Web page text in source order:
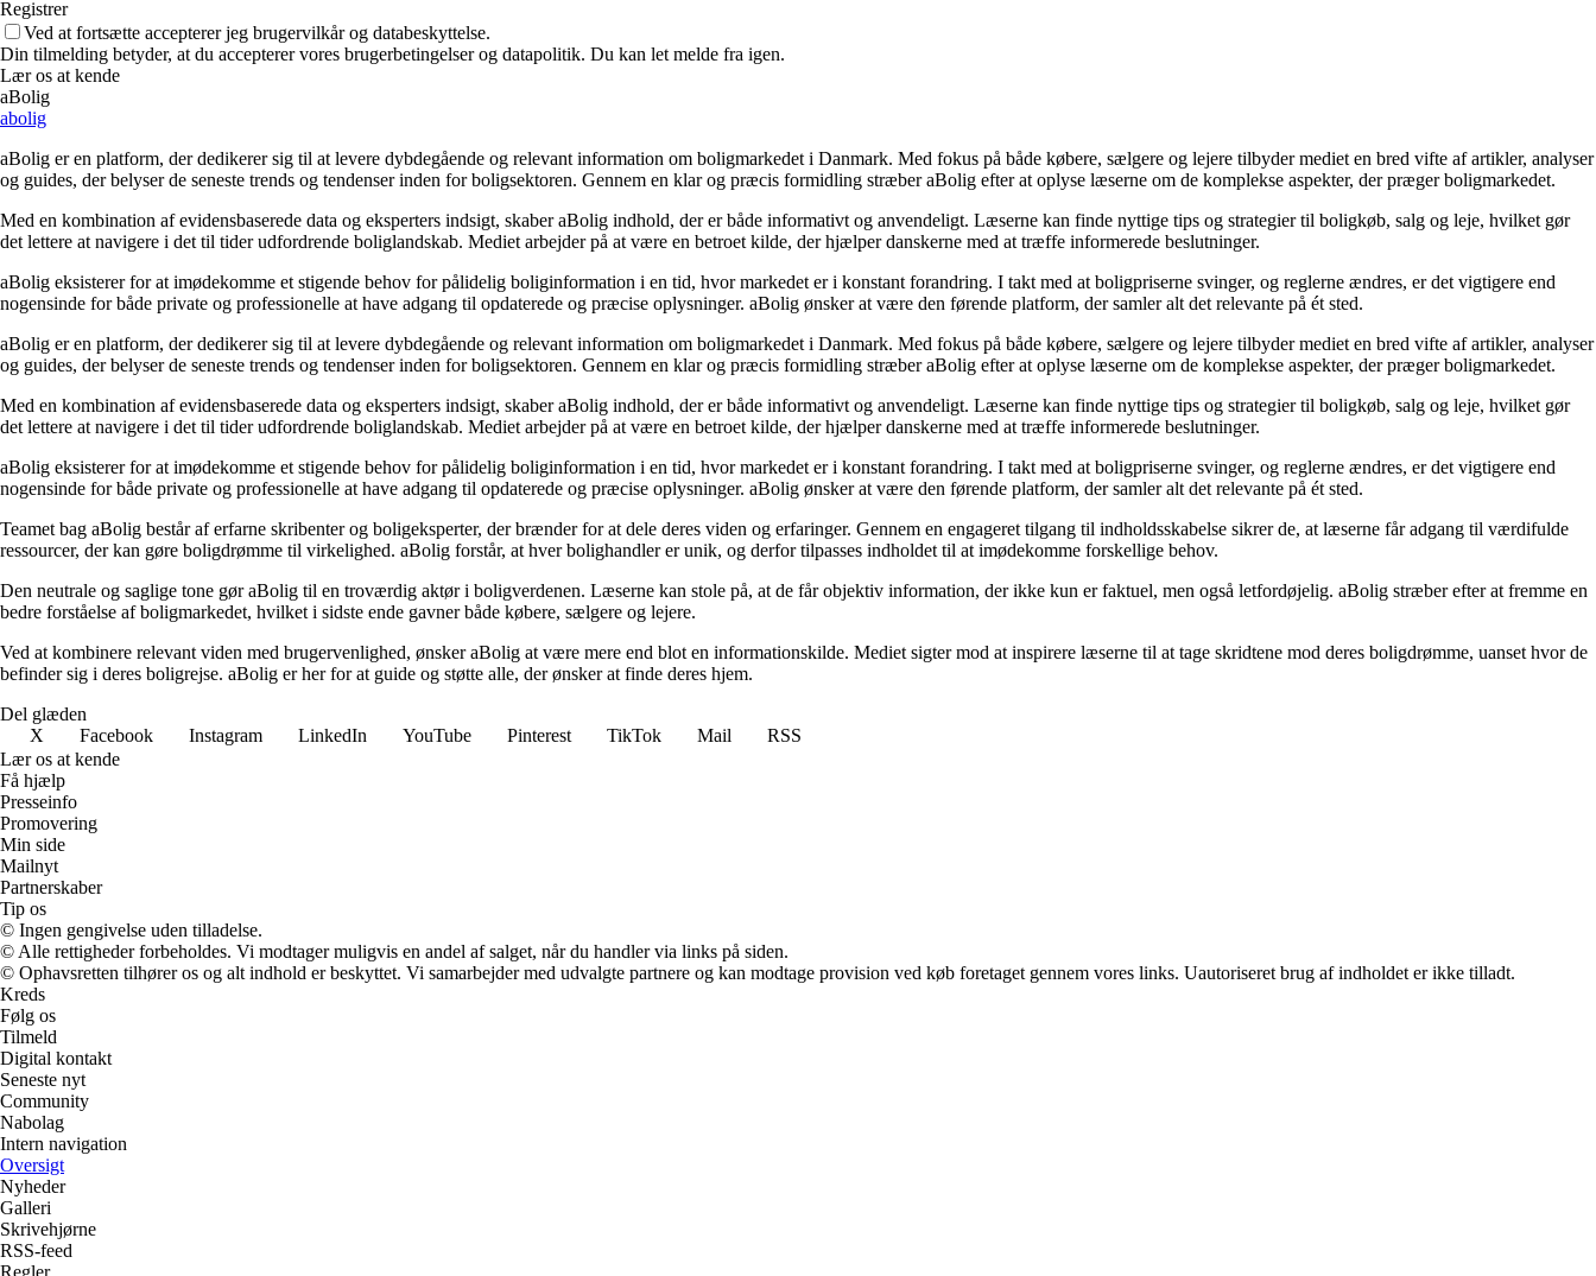
Registrer
Ved at fortsætte accepterer jeg brugervilkår og databeskyttelse.
Din tilmelding betyder, at du accepterer vores brugerbetingelser og datapolitik. Du kan let melde fra igen.
Lær os at kende
aBolig
abolig
aBolig er en platform, der dedikerer sig til at levere dybdegående og relevant information om boligmarkedet i Danmark. Med fokus på både købere, sælgere og lejere tilbyder mediet en bred vifte af artikler, analyser
og guides, der belyser de seneste trends og tendenser inden for boligsektoren. Gennem en klar og præcis formidling stræber aBolig efter at oplyse læserne om de komplekse aspekter, der præger boligmarkedet.
Med en kombination af evidensbaserede data og eksperters indsigt, skaber aBolig indhold, der er både informativt og anvendeligt. Læserne kan finde nyttige tips og strategier til boligkøb, salg og leje, hvilket gør
det lettere at navigere i det til tider udfordrende boliglandskab. Mediet arbejder på at være en betroet kilde, der hjælper danskerne med at træffe informerede beslutninger.
aBolig eksisterer for at imødekomme et stigende behov for pålidelig boliginformation i en tid, hvor markedet er i konstant forandring. I takt med at boligpriserne svinger, og reglerne ændres, er det vigtigere end
nogensinde for både private og professionelle at have adgang til opdaterede og præcise oplysninger. aBolig ønsker at være den førende platform, der samler alt det relevante på ét sted.
aBolig er en platform, der dedikerer sig til at levere dybdegående og relevant information om boligmarkedet i Danmark. Med fokus på både købere, sælgere og lejere tilbyder mediet en bred vifte af artikler, analyser
og guides, der belyser de seneste trends og tendenser inden for boligsektoren. Gennem en klar og præcis formidling stræber aBolig efter at oplyse læserne om de komplekse aspekter, der præger boligmarkedet.
Med en kombination af evidensbaserede data og eksperters indsigt, skaber aBolig indhold, der er både informativt og anvendeligt. Læserne kan finde nyttige tips og strategier til boligkøb, salg og leje, hvilket gør
det lettere at navigere i det til tider udfordrende boliglandskab. Mediet arbejder på at være en betroet kilde, der hjælper danskerne med at træffe informerede beslutninger.
aBolig eksisterer for at imødekomme et stigende behov for pålidelig boliginformation i en tid, hvor markedet er i konstant forandring. I takt med at boligpriserne svinger, og reglerne ændres, er det vigtigere end
nogensinde for både private og professionelle at have adgang til opdaterede og præcise oplysninger. aBolig ønsker at være den førende platform, der samler alt det relevante på ét sted.
Teamet bag aBolig består af erfarne skribenter og boligeksperter, der brænder for at dele deres viden og erfaringer. Gennem en engageret tilgang til indholdsskabelse sikrer de, at læserne får adgang til værdifulde
ressourcer, der kan gøre boligdrømme til virkelighed. aBolig forstår, at hver bolighandler er unik, og derfor tilpasses indholdet til at imødekomme forskellige behov.
Den neutrale og saglige tone gør aBolig til en troværdig aktør i boligverdenen. Læserne kan stole på, at de får objektiv information, der ikke kun er faktuel, men også letfordøjelig. aBolig stræber efter at fremme en
bedre forståelse af boligmarkedet, hvilket i sidste ende gavner både købere, sælgere og lejere.
Ved at kombinere relevant viden med brugervenlighed, ønsker aBolig at være mere end blot en informationskilde. Mediet sigter mod at inspirere læserne til at tage skridtene mod deres boligdrømme, uanset hvor de
befinder sig i deres boligrejse. aBolig er her for at guide og støtte alle, der ønsker at finde deres hjem.
Del glæden
X
Facebook Instagram LinkedIn YouTube Pinterest TikTok Mail
RSS
Lær os at kende
Få hjælp
Presseinfo
Promovering
Min side
Mailnyt
Partnerskaber
Tip os
© Ingen gengivelse uden tilladelse.
© Alle rettigheder forbeholdes. Vi modtager muligvis en andel af salget, når du handler via links på siden.
© Ophavsretten tilhører os og alt indhold er beskyttet. Vi samarbejder med udvalgte partnere og kan modtage provision ved køb foretaget gennem vores links. Uautoriseret brug af indholdet er ikke tilladt.
Kreds
Følg os
Tilmeld
Digital kontakt
Seneste nyt
Community
Nabolag
Intern navigation
Oversigt
Nyheder
Galleri
Skrivehjørne
RSS-feed
Regler